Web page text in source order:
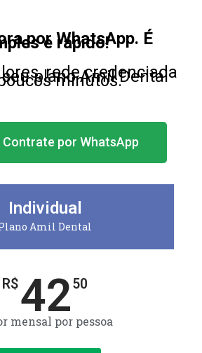
por WhatsApp. É
e rápido!
rede credenciada
plano Amil Dental
minutos.
Contrate por WhatsApp
Individual
Amil Dental
R$4250
mensal por pessoa